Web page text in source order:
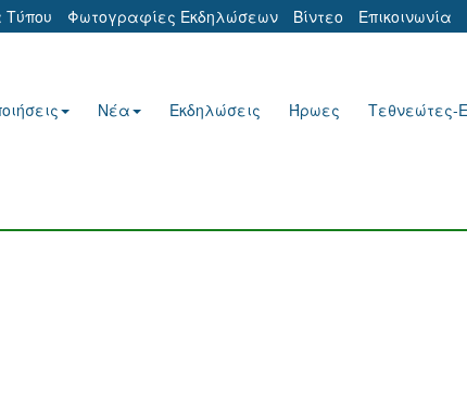
Τύπου Φωτογραφίες Εκδηλώσεων Βίντεο Επικοινωνία
Νέα Εκδηλώσεις Ήρωες Τεθνεώτες-